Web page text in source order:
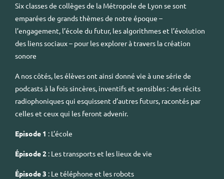
Six classes de collèges de la Métropole de Lyon se sont
emparées de grands thèmes de notre époque –
l’engagement, l’école du futur, les algorithmes et l’évolution
des liens sociaux – pour les explorer à travers la création
sonore
A nos côtés, les élèves ont ainsi donné vie à une série de
podcasts à la fois sincères, inventifs et sensibles : des récits
radiophoniques qui esquissent d’autres futurs, racontés par
celles et ceux qui les feront advenir.
Episode 1 : L’école
Épisode 2 : Les transports et les lieux de vie
Épisode 3 : Le téléphone et les robots